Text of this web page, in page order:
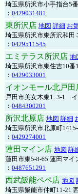
埼玉県所沢市小手指台5
： 0429031481
東所沢店 地図 詳細 お
埼玉県所沢市東所沢和田
： 0429511545
エミテラス所沢店 地
埼玉県所沢市東住吉10番
： 0429033001
イオンモール北戸田
戸田市美女木東1ｰ3‐1
： 0484300201
所沢北原店 地図 詳細
埼玉県所沢市北原町
： 0429274001
蓮田マイン店 地図 詳
蓮田市東5-8-65 蓮田マイ
： 0487651291
西武飯能ペペ店 地図
埼玉県飯能市仲町11-21